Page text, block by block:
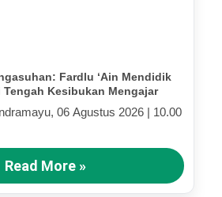
Fardlu ‘Ain Mendidik
Kesibukan Mengajar
06 Agustus 2026 | 10.00
Read More »